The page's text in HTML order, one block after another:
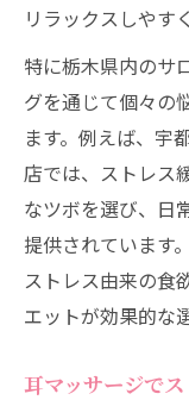
リラックスしやす
特に栃木県内のサ
グを通じて個々の
ます。例えば、宇
店では、ストレス
なツボを選び、日
提供されています
ストレス由来の食
エットが効果的な
耳マッサージで